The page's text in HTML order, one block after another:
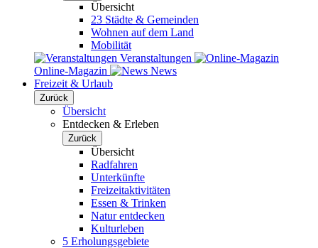
Übersicht
23 Städte & Gemeinden
Wohnen auf dem Land
Mobilität
Veranstaltungen
Online-Magazin
News
Freizeit & Urlaub
Zurück
Übersicht
Entdecken & Erleben
Zurück
Übersicht
Radfahren
Unterkünfte
Freizeitaktivitäten
Essen & Trinken
Natur entdecken
Kulturleben
5 Erholungsgebiete